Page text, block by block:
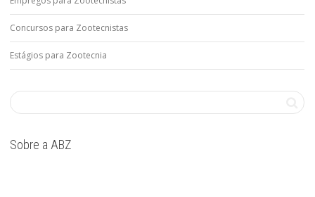
Concursos para Zootecnistas
Estágios para Zootecnia
Sobre a ABZ